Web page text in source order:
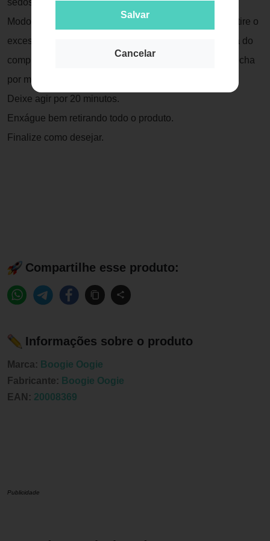
Salvar
Cancelar
Modo de uso: Após lavar os cabelos com shampoo, retire o
excesso de água com uma toalha e aplique a máscara do
comprimento dos fios até as pontas, massageando mecha
por mecha.
Deixe agir por 20 minutos.
Enxágue bem retirando todo o produto.
Finalize como desejar.
Compartilhe esse produto:
Informações sobre o produto
Marca: Boogie Oogie
Fabricante: Boogie Oogie
EAN: 20008369
Publicidade